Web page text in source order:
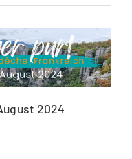
2024